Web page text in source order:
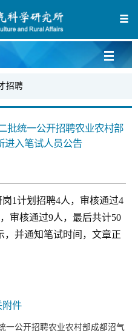
招聘
批统一公开招聘农业农村部
进入笔试人员公告
1计划招聘4人，审核通过4
审核通过9人，最后共计50
，并通知笔试时间，文章正
附件
一公开招聘农业农村部成都沼气